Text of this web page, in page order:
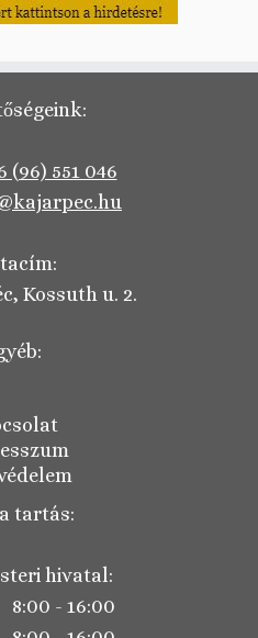
(96) 551 046
Kossuth u. 2.
tartás:
hivatal:
- 16:00